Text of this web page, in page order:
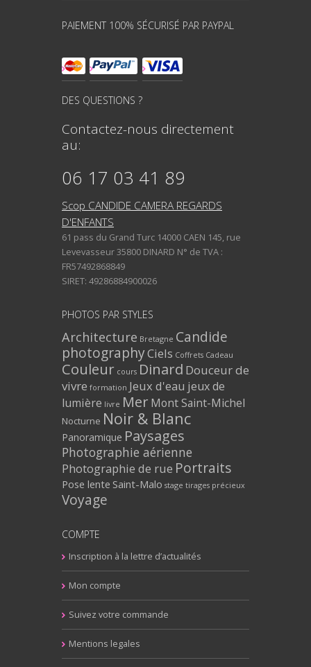
PAIEMENT 100% SÉCURISÉ PAR PAYPAL
DES QUESTIONS ?
Contactez-nous directement
au:
06 17 03 41 89
Scop CANDIDE CAMERA REGARDS
D'ENFANTS
61 pass du Grand Turc 14000 CAEN 145, rue
Levevasseur 35800 DINARD N° de TVA :
FR57492868849
SIRET: 49286884900026
PHOTOS PAR STYLES
Architecture Bretagne Candide
photographyCiels Coffrets Cadeau
Couleur cours Dinard Douceur de
vivre formation Jeux d'eau jeux de
lumière livre Mer Mont Saint-Michel
Nocturne Noir & Blanc
Panoramique Paysages
Photographie aérienne
Photographie de rue Portraits
Pose lente Saint-Malo stage tirages précieux
Voyage
COMPTE
Inscription à la lettre d’actualités
Mon compte
Suivez votre commande
Mentions legales